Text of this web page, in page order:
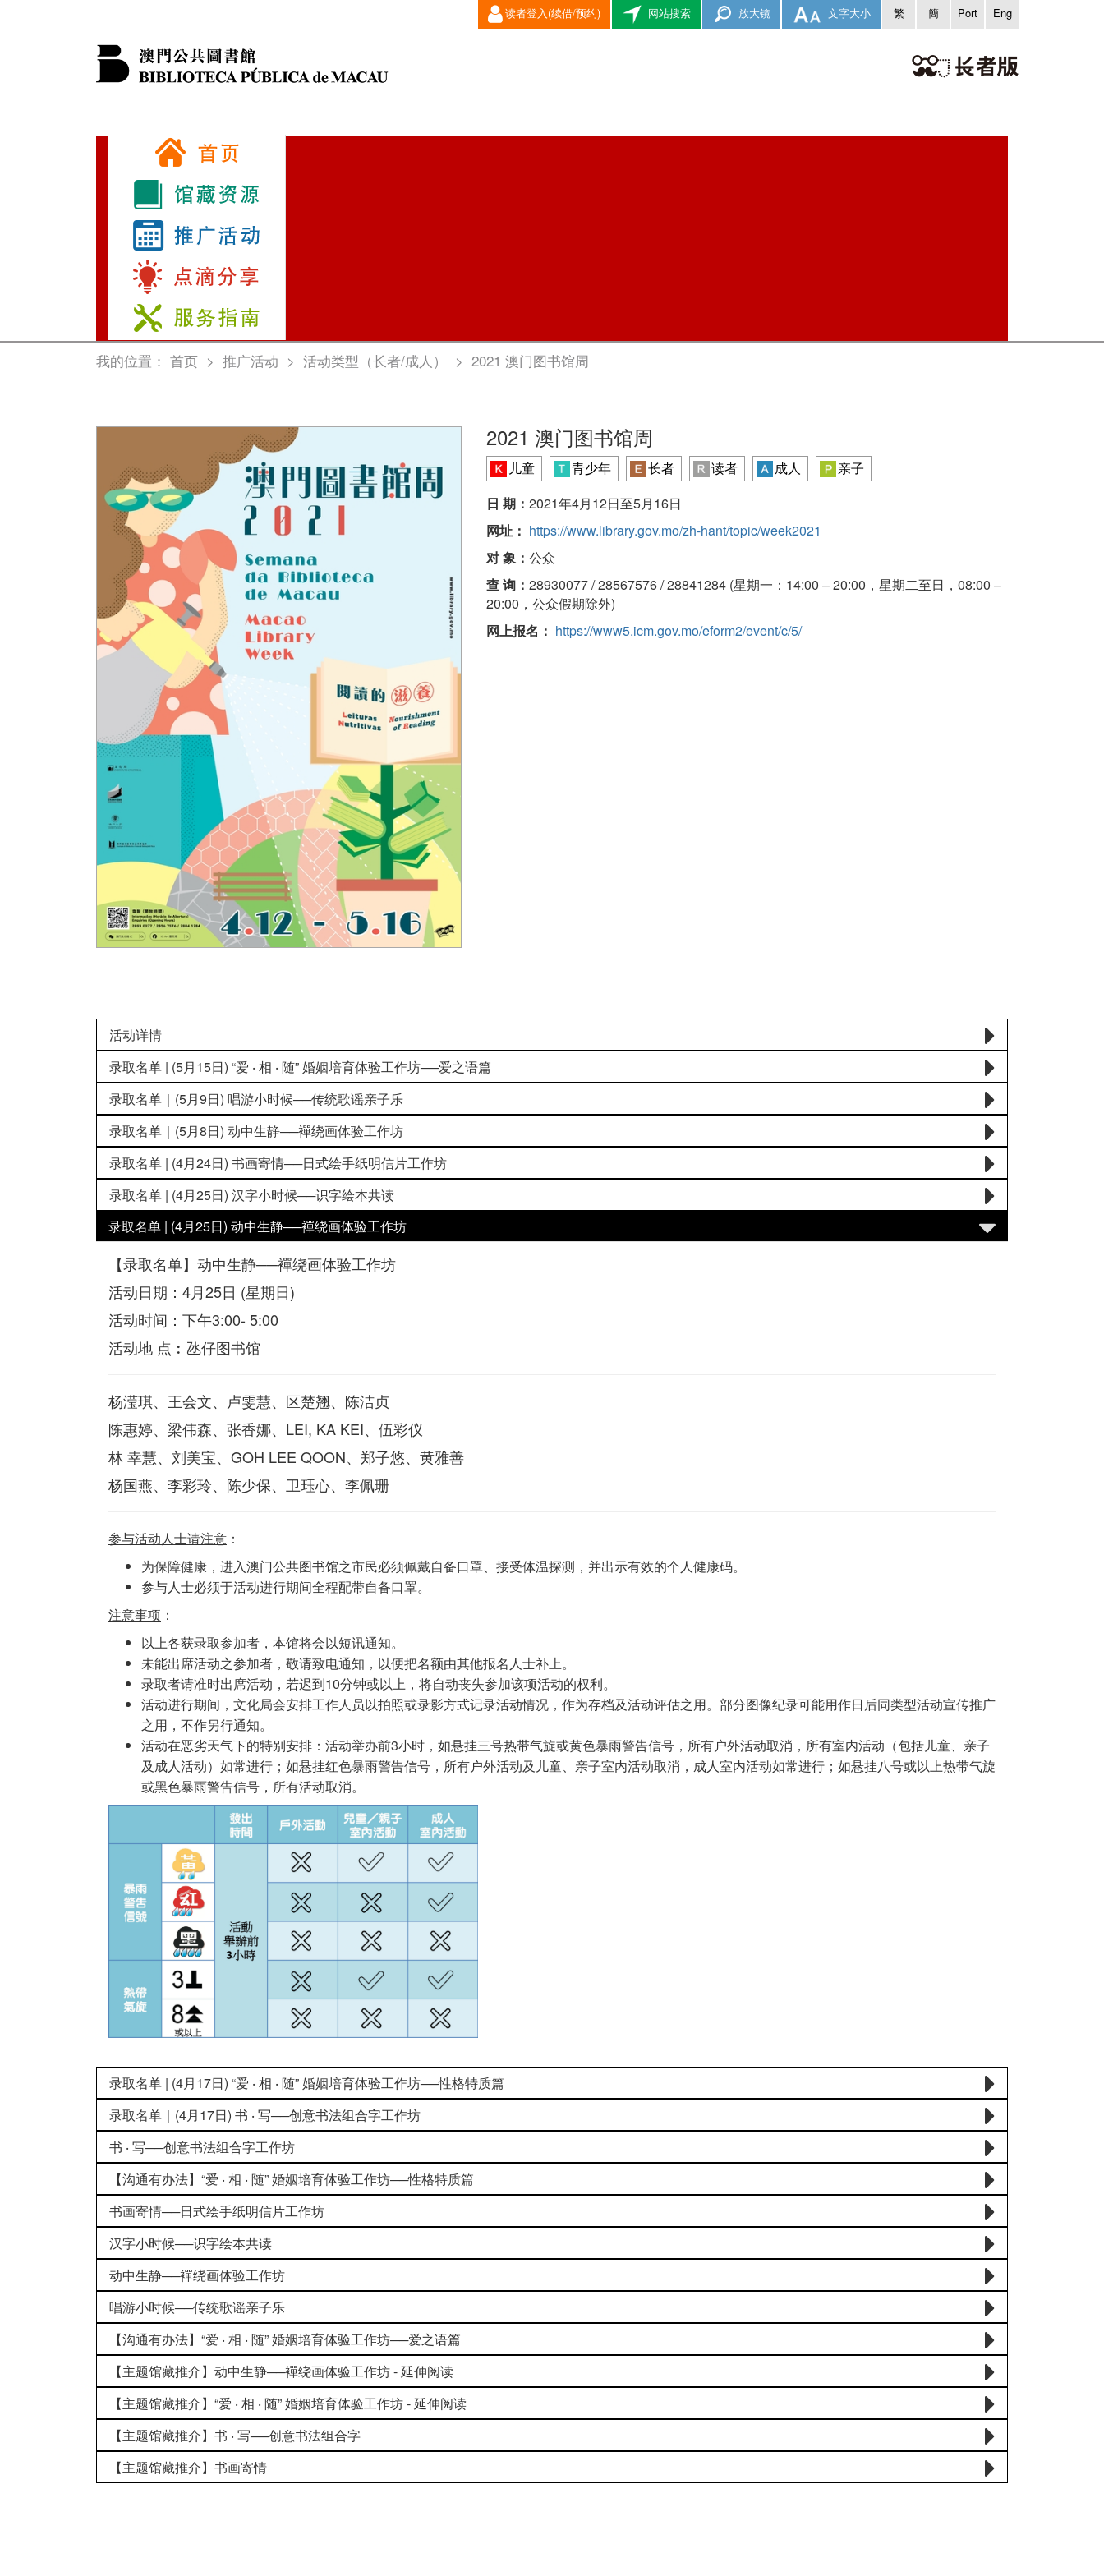
读者登入(续借/预约) 网站搜索 放大镜 文字大小 繁 簡 Port Eng
我的位置： 首页 > 推广活动 > 活动类型（长者/成人） > 2021 澳门图书馆周
2021 澳门图书馆周
儿童 青少年 长者 读者 成人
亲子
日 期： 2021年4月12日至5月16日
网址： https://www.library.gov.mo/zh-hant/topic/week2021
对 象： 公众
查 询： 28930077 / 28567576 / 28841284 (星期一：14:00 – 20:00，星期二至日，08:00 –
20:00，公众假期除外)
网上报名： https://www5.icm.gov.mo/eform2/event/c/5/
活动详情
录取名单 | (5月15日) “爱 ‧ 相 ‧ 随” 婚姻培育体验工作坊──爱之语篇
录取名单｜(5月9日) 唱游小时候──传统歌谣亲子乐
录取名单｜(5月8日) 动中生静──襌绕画体验工作坊
录取名单 | (4月24日) 书画寄情──日式绘手纸明信片工作坊
录取名单 | (4月25日) 汉字小时候──识字绘本共读
录取名单 | (4月25日) 动中生静──襌绕画体验工作坊
【录取名单】动中生静──襌绕画体验工作坊
活动日期：4月25日 (星期日)
活动时间：下午3:00- 5:00
活动地 点︰氹仔图书馆
杨滢琪、王会文、卢雯慧、区楚翘、陈洁贞
陈惠婷、梁伟森、张香娜、LEI, KA KEI、伍彩仪
林 幸慧、刘美宝、GOH LEE QOON、郑子悠、黄雅善
杨国燕、李彩玲、陈少保、卫珏心、李佩珊
参与活动人士请注意 ：
为保障健康，进入澳门公共图书馆之市民必须佩戴自备口罩、接受体温探测，并出示有效的个人健康码。
参与人士必须于活动进行期间全程配带自备口罩。
注意事项 ：
以上各获录取参加者，本馆将会以短讯通知。
未能出席活动之参加者，敬请致电通知，以便把名额由其他报名人士补上。
录取者请准时出席活动，若迟到10分钟或以上，将自动丧失参加该项活动的权利。
活动进行期间，文化局会安排工作人员以拍照或录影方式记录活动情况，作为存档及活动评估之用。部分图像纪录可能用作日后同类型活动宣传推广
之用，不作另行通知。
活动在恶劣天气下的特别安排：活动举办前3小时，如悬挂三号热带气旋或黄色暴雨警告信号，所有户外活动取消，所有室内活动（包括儿童、亲子
及成人活动）如常进行；如悬挂红色暴雨警告信号，所有户外活动及儿童、亲子室内活动取消，成人室内活动如常进行；如悬挂八号或以上热带气旋
或黑色暴雨警告信号，所有活动取消。
录取名单 | (4月17日) “爱 ‧ 相 ‧ 随” 婚姻培育体验工作坊──性格特质篇
录取名单｜(4月17日) 书 ‧ 写──创意书法组合字工作坊
书 ‧ 写──创意书法组合字工作坊
【沟通有办法】“爱 ‧ 相 ‧ 随” 婚姻培育体验工作坊──性格特质篇
书画寄情──日式绘手纸明信片工作坊
汉字小时候──识字绘本共读
动中生静──襌绕画体验工作坊
唱游小时候──传统歌谣亲子乐
【沟通有办法】“爱 ‧ 相 ‧ 随” 婚姻培育体验工作坊──爱之语篇
【主题馆藏推介】动中生静──襌绕画体验工作坊 - 延伸阅读
【主题馆藏推介】“爱 ‧ 相 ‧ 随” 婚姻培育体验工作坊 - 延伸阅读
【主题馆藏推介】书 ‧ 写──创意书法组合字
【主题馆藏推介】书画寄情